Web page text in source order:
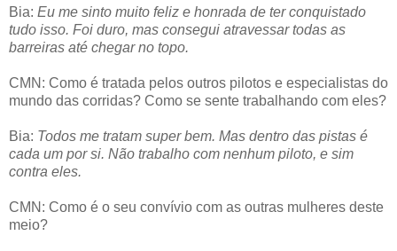
Bia: Eu me sinto muito feliz e honrada de ter conquistado
tudo isso. Foi duro, mas consegui atravessar todas as
barreiras até chegar no topo.
CMN: Como é tratada pelos outros pilotos e especialistas do
mundo das corridas? Como se sente trabalhando com eles?
Bia: Todos me tratam super bem. Mas dentro das pistas é
cada um por si. Não trabalho com nenhum piloto, e sim
contra eles.
CMN: Como é o seu convívio com as outras mulheres deste
meio?